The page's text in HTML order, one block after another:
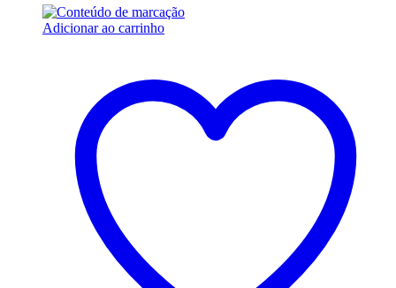
Adicionar ao carrinho